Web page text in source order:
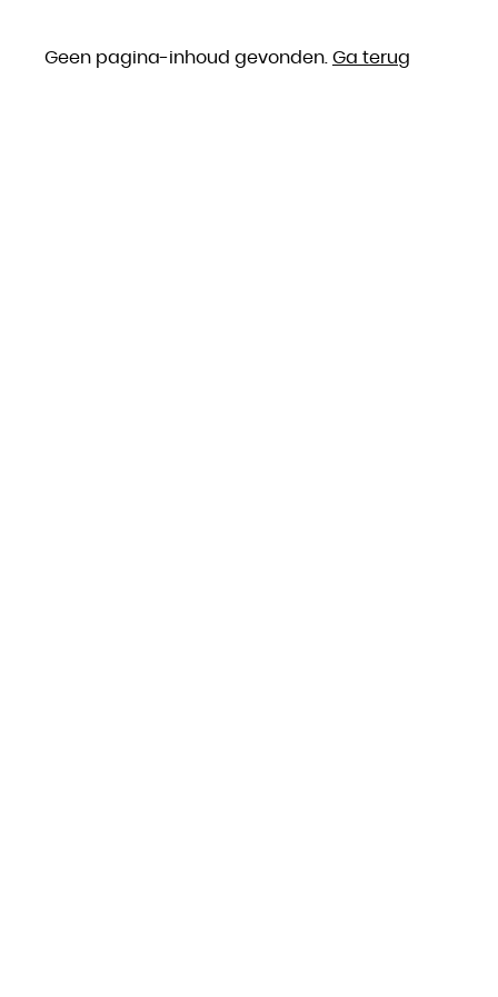
Geen pagina-inhoud gevonden. Ga terug